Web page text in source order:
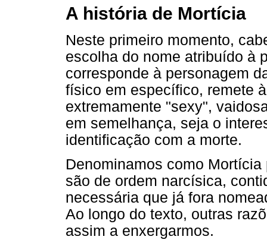
A história de Mortícia
Neste primeiro momento,
escolha do nome atribuído à
corresponde à personagem
físico em específico, remete
extremamente "sexy",
em semelhança, seja o
identificação com a morte.
Denominamos como
são de ordem narcísica,
necessária que já fora
Ao longo do texto, outras
assim a enxergarmos.